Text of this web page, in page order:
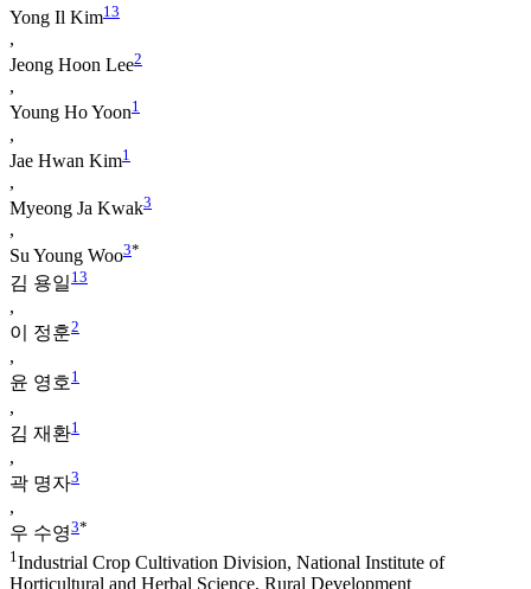
Yong Il Kim1 3
,
Jeong Hoon Lee2
,
Young Ho Yoon1
,
Jae Hwan Kim1
,
Myeong Ja Kwak3
,
Su Young Woo3*
김 용일 1 3
,
이 정훈2
,
윤 영호1
,
김 재환1
,
곽 명자3
,
우 수영3*
1 Industrial Crop Cultivation Division, National Institute of
Horticultural and Herbal Science, Rural Development